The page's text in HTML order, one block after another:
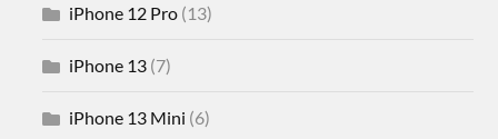
iPhone 12 Pro (13)
iPhone 13 (7)
iPhone 13 Mini (6)